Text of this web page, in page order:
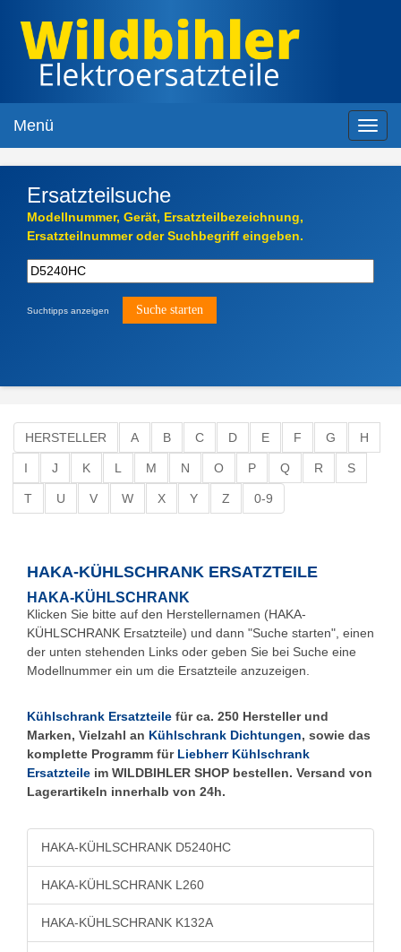
Menü
Ersatzteilsuche
Modellnummer, Gerät, Ersatzteilbezeichnung,
Ersatzteilnummer oder Suchbegriff eingeben.
Suchtipps anzeigen
HERSTELLER A B C D E F G H
I J K L M N O P Q R S
T U V W X Y Z 0-9
HAKA-KÜHLSCHRANK ERSATZTEILE
HAKA-KÜHLSCHRANK
Klicken Sie bitte auf den Herstellernamen (HAKA-
KÜHLSCHRANK Ersatzteile) und dann "Suche starten", einen
der unten stehenden Links oder geben Sie bei Suche eine
Modellnummer ein um die Ersatzteile anzuzeigen.
Kühlschrank Ersatzteile für ca. 250 Hersteller und
Marken, Vielzahl an Kühlschrank Dichtungen, sowie das
komplette Programm für Liebherr Kühlschrank
Ersatzteile im WILDBIHLER SHOP bestellen. Versand von
Lagerartikeln innerhalb von 24h.
HAKA-KÜHLSCHRANK D5240HC
HAKA-KÜHLSCHRANK L260
HAKA-KÜHLSCHRANK K132A